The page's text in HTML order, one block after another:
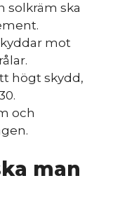
solkräm ska
mot
högt skydd,
och
man